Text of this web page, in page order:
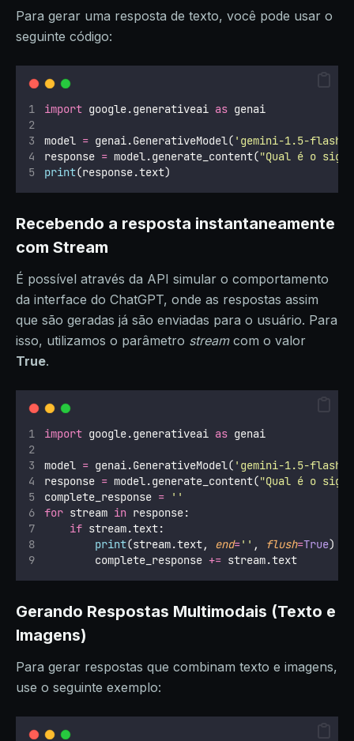
Para gerar uma resposta de texto, você pode usar o
seguinte código:
import google.generativeai as genai
model = genai.GenerativeModel( ' gemini-1.5-flash
response = model.generate_content("Qual é o
print(response.text)
Recebendo a resposta instantaneamente
com Stream
É possível através da API simular o comportamento
da interface do ChatGPT, onde as respostas assim
que são geradas já são enviadas para o usuário. Para
isso, utilizamos o parâmetro streamcom o valor
True.
import google.generativeai as genai
model = genai.GenerativeModel( ' gemini-1.5-flash
response = model.generate_content("Qual é o
complete_response =
''
for stream in response:
if stream.text:
print(stream.text, end='' , flush=True)
        complete_response
+= stream.text
Gerando Respostas Multimodais (Texto e
Imagens)
Para gerar respostas que combinam texto e imagens,
use o seguinte exemplo: